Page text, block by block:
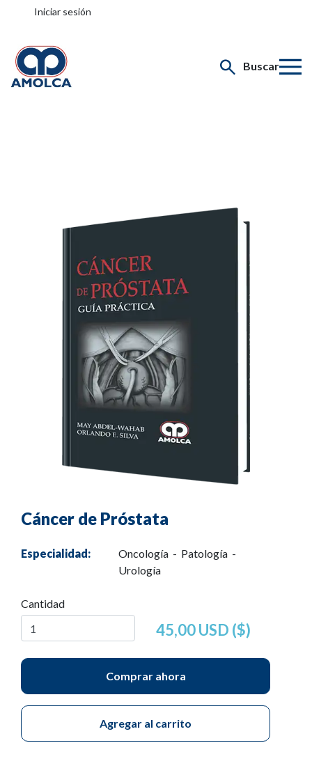
Iniciar sesión
Buscar
Cáncer de Próstata
Especialidad:
Oncología - Patología -
Urología
Cantidad
45,00 USD ($)
Comprar ahora
Agregar al carrito